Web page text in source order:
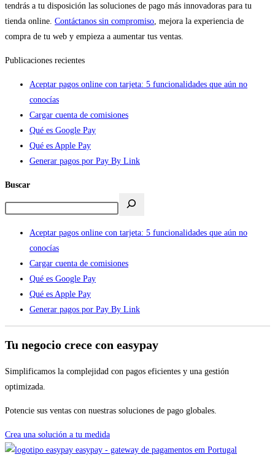
tendrás a tu disposición las soluciones de pago más innovadoras para tu
tienda online. Contáctanos sin compromiso , mejora la experiencia de
compra de tu web y empieza a aumentar tus ventas.
Publicaciones recientes
Aceptar pagos online con tarjeta: 5 funcionalidades que aún no
conocías
Cargar cuenta de comisiones
Qué es Google Pay
Qué es Apple Pay
Generar pagos por Pay By Link
Buscar
Aceptar pagos online con tarjeta: 5 funcionalidades que aún no
conocías
Cargar cuenta de comisiones
Qué es Google Pay
Qué es Apple Pay
Generar pagos por Pay By Link
Tu negocio crece con easypay
Simplificamos la complejidad con pagos eficientes y una gestión
optimizada.
Potencie sus ventas con nuestras soluciones de pago globales.
Crea una solución a tu medida
easypay - gateway de pagamentos em Portugal